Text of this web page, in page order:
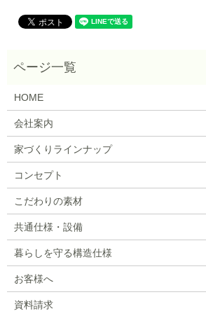
HOME
会社案内
家づくりラインナップ
コンセプト
こだわりの素材
共通仕様・設備
暮らしを守る構造仕様
お客様へ
資料請求